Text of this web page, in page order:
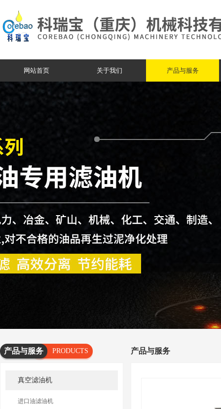
网站首页 关于我们 产品与服务
产品与服务
PRODUCTS
真空滤油机
进口油滤油机
产品与服务